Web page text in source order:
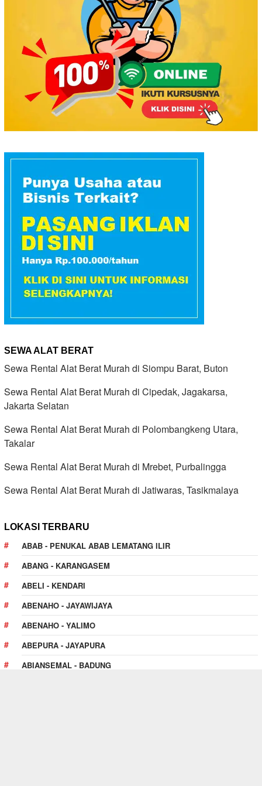
SEWA ALAT BERAT
Sewa Rental Alat Berat Murah di Siompu Barat, Buton
Sewa Rental Alat Berat Murah di Cipedak, Jagakarsa,
Jakarta Selatan
Sewa Rental Alat Berat Murah di Polombangkeng Utara,
Takalar
Sewa Rental Alat Berat Murah di Mrebet, Purbalingga
Sewa Rental Alat Berat Murah di Jatiwaras, Tasikmalaya
LOKASI TERBARU
ABAB - PENUKAL ABAB LEMATANG ILIR
ABANG - KARANGASEM
ABELI - KENDARI
ABENAHO - JAYAWIJAYA
ABENAHO - YALIMO
ABEPURA - JAYAPURA
ABIANSEMAL - BADUNG